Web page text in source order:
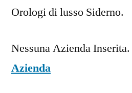
Orologi di lusso Siderno.
Nessuna Azienda Inserita.
Azienda